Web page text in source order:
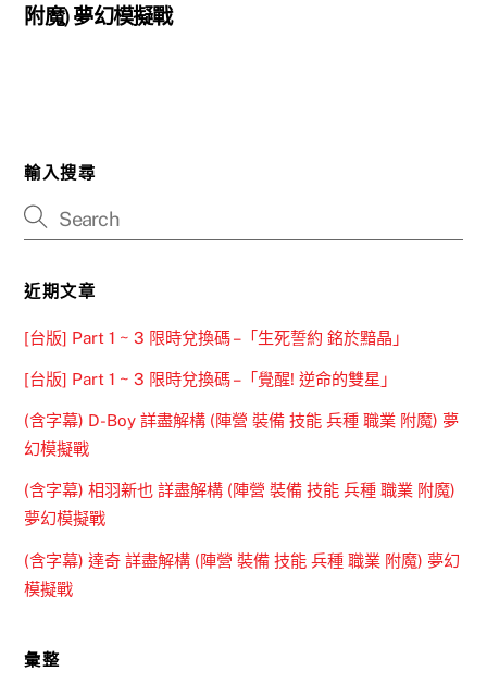
附魔) 夢幻模擬戰
輸入搜尋
近期文章
[台版] Part 1 ~ 3 限時兌換碼 –「生死誓約 銘於黯晶」
[台版] Part 1 ~ 3 限時兌換碼 –「覺醒! 逆命的雙星」
(含字幕) D-Boy 詳盡解構 (陣營 裝備 技能 兵種 職業 附魔) 夢
幻模擬戰
(含字幕) 相羽新也 詳盡解構 (陣營 裝備 技能 兵種 職業 附魔)
夢幻模擬戰
(含字幕) 達奇 詳盡解構 (陣營 裝備 技能 兵種 職業 附魔) 夢幻
模擬戰
彙整